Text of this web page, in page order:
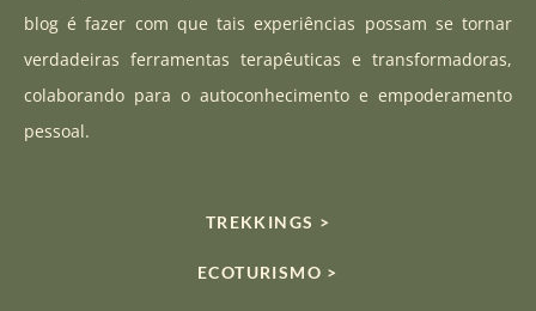
a
m
blog é fazer com que tais experiências possam se tornar
verdadeiras ferramentas terapêuticas e transformadoras,
colaborando para o autoconhecimento e empoderamento
pessoal.
TREKKINGS >
ECOTURISMO >